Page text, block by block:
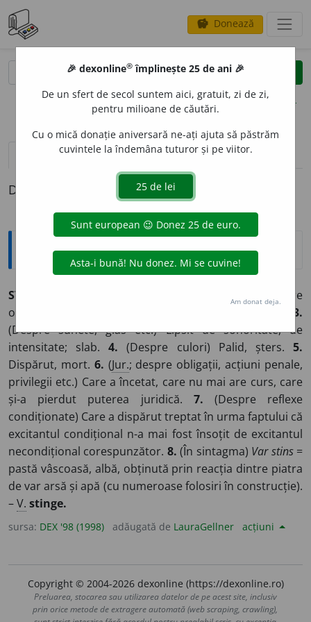
savings Donează
clear
opțiuni
definiții (1) pronunțievolume_up (50)
Definiția cu ID-ul 53293:
Explicative DEX
STINS
(Despre
ochi, privire etc.) Lipsit de strălucire, de vioiciune.
3.
(Despre sunete, glas etc.) Lipsit de sonoritate, de
intensitate; slab.4. (Despre culori) Palid, șters.5.
Dispărut, mort. 6. (Jur.; despre obligații, acțiuni penale,
privilegii etc.) Care a încetat, care nu mai are curs, care
și-a pierdut puterea juridică. 7. (Despre reflexe
condiționate) Care a dispărut treptat în urma faptului că
excitantul condițional n-a mai fost însoțit de excitantul
necondițional corespunzător. 8. (În sintagma) Var stins=
pastă vâscoasă, albă, obținută prin reacția dintre piatra
de var arsă și apă (cu numeroase folosiri în construcție).
–V. stinge.
sursa: DEX '98 (1998) adăugată de LauraGellner acțiuni
Copyright © 2004-2026 dexonline (https://dexonline.ro)
Preluarea, stocarea sau utilizarea datelor de pe acest site, inclusiv
prin orice metode de extragere automată (web scraping, crawling),
🎉 dexonline® împlinește 25 de ani 🎉
De un sfert de secol suntem aici, gratuit, zi de zi,
pentru milioane de căutări.
Cu o mică donație aniversară ne-ați ajuta să păstrăm
cuvintele la îndemâna tuturor și pe viitor.
Am donat deja.